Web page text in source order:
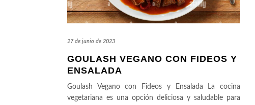
27 de junio de 2023
GOULASH VEGANO CON FIDEOS Y
ENSALADA
Goulash Vegano con Fideos y Ensalada La cocina
vegetariana es una opción deliciosa y saludable para